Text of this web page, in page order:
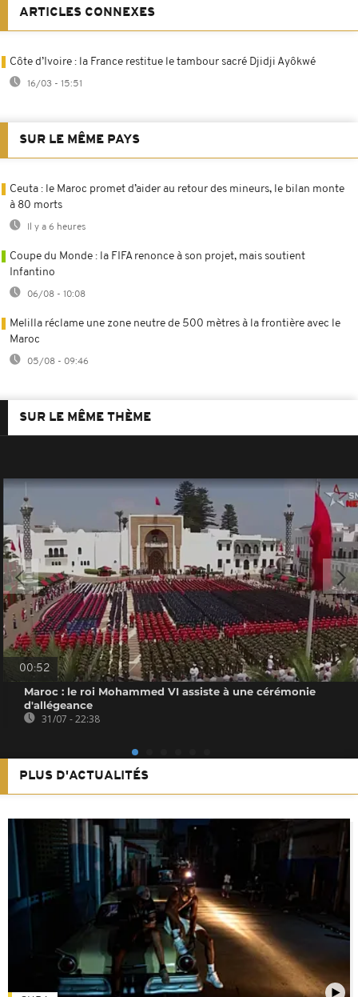
ARTICLES CONNEXES
Côte d’Ivoire : la France restitue le tambour sacré Djidji Ayôkwé
16/03 - 15:51
SUR LE MÊME PAYS
Ceuta : le Maroc promet d’aider au retour des mineurs, le bilan monte
à 80 morts
Il y a 6 heures
Coupe du Monde : la FIFA renonce à son projet, mais soutient
Infantino
06/08 - 10:08
Melilla réclame une zone neutre de 500 mètres à la frontière avec le
Maroc
05/08 - 09:46
SUR LE MÊME THÈME
00:52
Maroc : le roi Mohammed VI assiste à une cérémonie
d'allégeance
31/07 - 22:38
PLUS D'ACTUALITÉS